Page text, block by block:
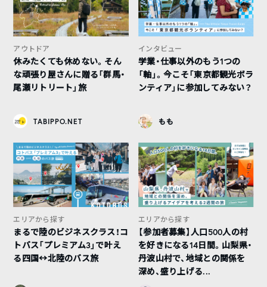
アウトドア
休みたくても休めない。そん
な頑張り屋さんに贈る「群馬・
尾瀬リトリート」旅
TABIPPO.NET
インタビュー
学業・仕事以外のもう1つの
「軸」。今こそ「東京都観光ボラ
ンティア」に参加してみない？
もも
エリアから探す
まるで陸のビジネスクラス！コ
トバス「プレミアム3」で叶え
る四国↔︎北陸のバス旅
エリアから探す
【参加者募集】人口500人の村
を好きになる14日間。山梨県・
丹波山村で、地域との関係を
深め、盛り上げる...